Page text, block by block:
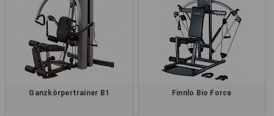
Ganzkörpertrainer B1 Finnlo Bio Force